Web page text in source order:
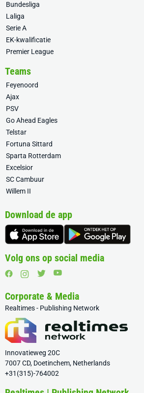
Bundesliga
Laliga
Serie A
EK-kwalificatie
Premier League
Teams
Feyenoord
Ajax
PSV
Go Ahead Eagles
Telstar
Fortuna Sittard
Sparta Rotterdam
Excelsior
SC Cambuur
Willem II
Download de app
Volg ons op social media
Corporate & Media
Realtimes - Publishing Network
Innovatieweg 20C
7007 CD, Doetinchem, Netherlands
+31(315)-764002